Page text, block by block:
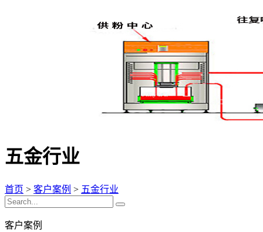
五金行业
首页 > 客户案例 > 五金行业
客户案例